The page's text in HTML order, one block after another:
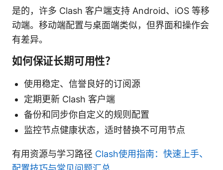
是的，许多 Clash 客户端支持 Android、iOS 等移
动端。移动端配置与桌面端类似，但界面和操作会
有差异。
如何保证长期可用性？
使用稳定、信誉良好的订阅源
定期更新 Clash 客户端
备份和同步你自定义的规则配置
监控节点健康状态，适时替换不可用节点
有用资源与学习路径 Clash使用指南：快速上手、